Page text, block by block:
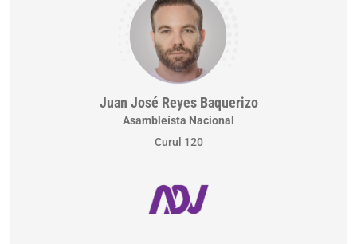
Juan José Reyes Baquerizo
Asambleísta Nacional
Curul 120